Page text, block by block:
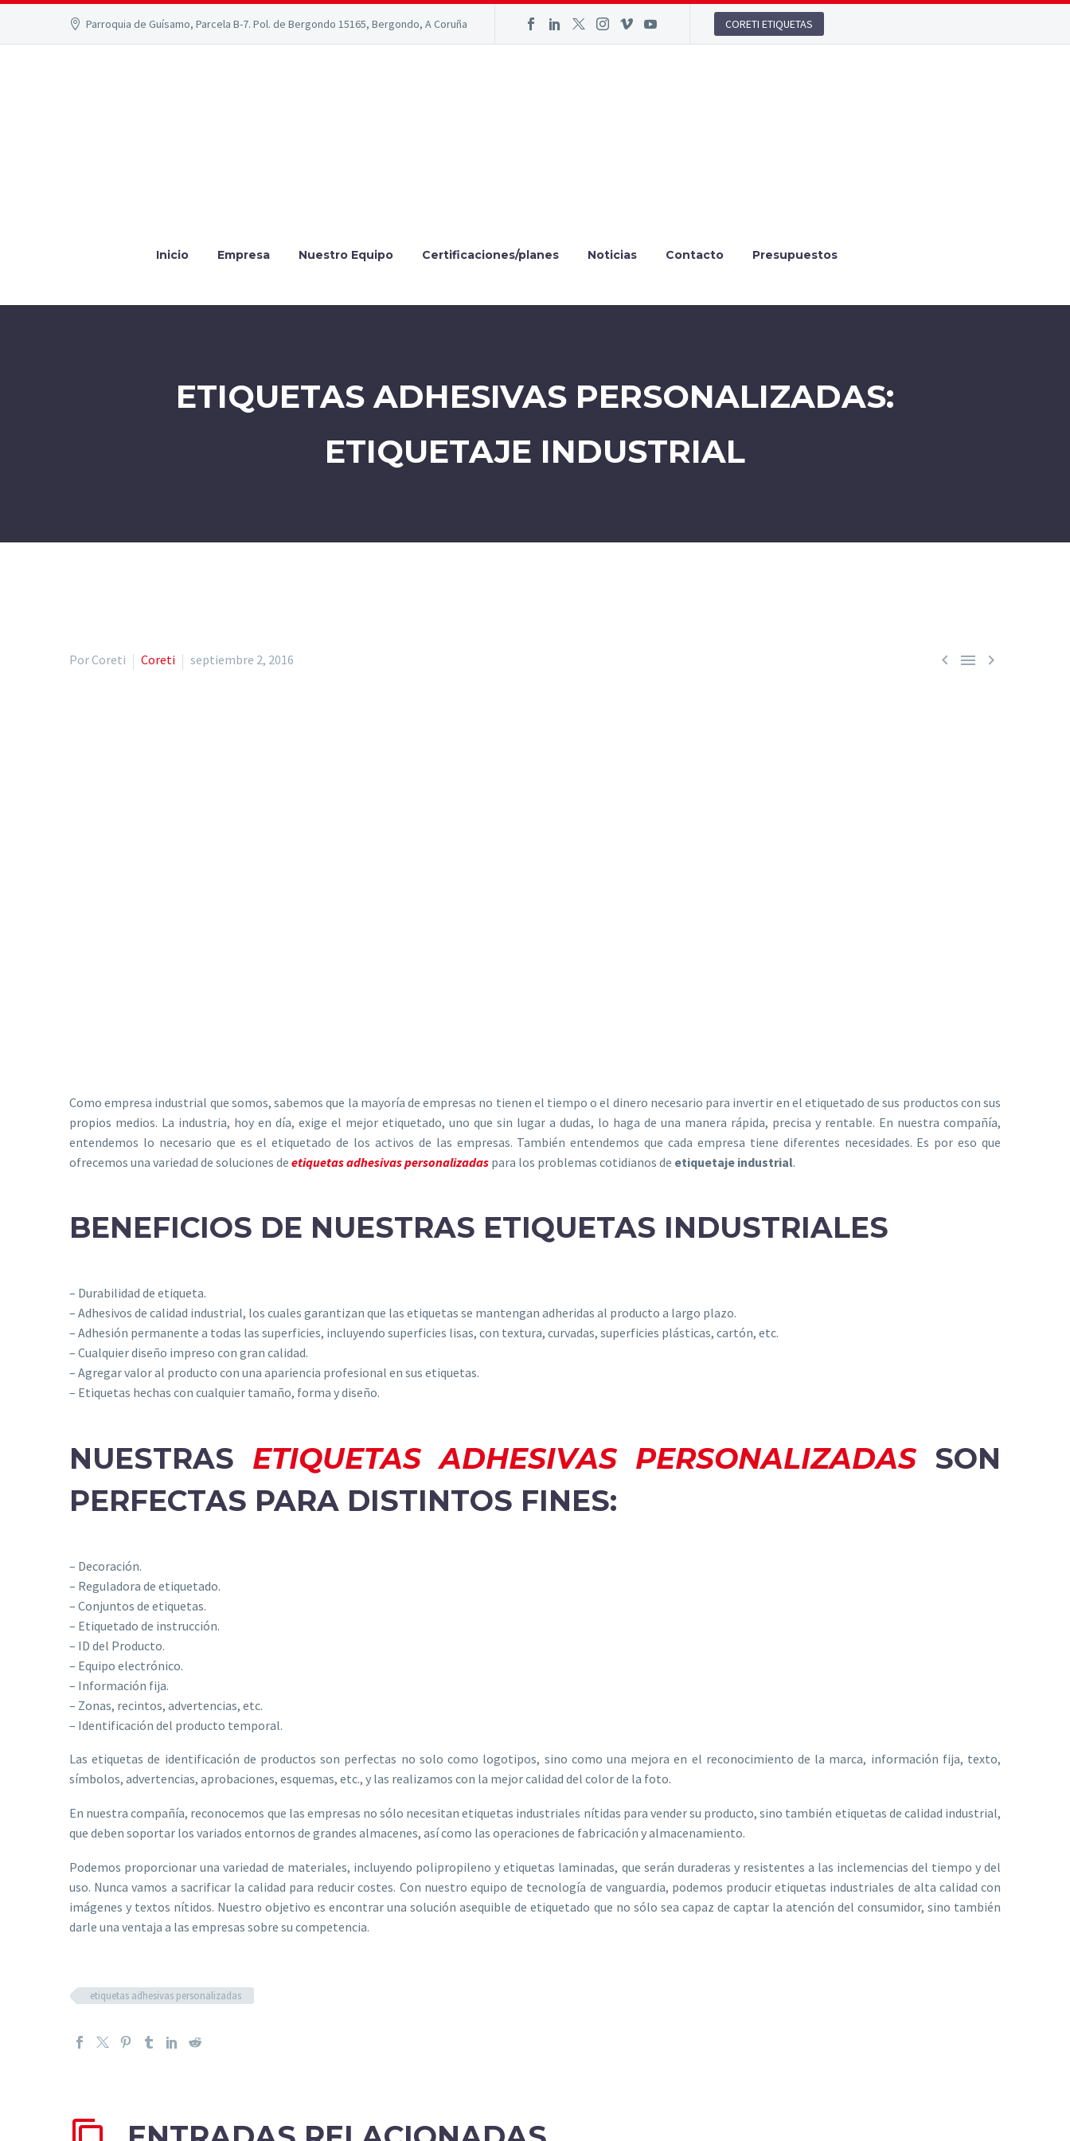
Parroquia de Guísamo, Parcela B-7. Pol. de Bergondo 15165, Bergondo, A Coruña CORETI ETIQUETAS
Inicio Empresa Nuestro Equipo Certificaciones/planes Noticias Contacto Presupuestos
ETIQUETAS ADHESIVAS PERSONALIZADAS:
ETIQUETAJE INDUSTRIAL
  
Por Coreti Coreti septiembre 2, 2016
Como empresa industrial que somos, sabemos que la mayoría de empresas no tienen el tiempo o el dinero necesario para invertir en el etiquetado de sus productos con sus
propios medios. La industria, hoy en día, exige el mejor etiquetado, uno que sin lugar a dudas, lo haga de una manera rápida, precisa y rentable. En nuestra compañía,
entendemos lo necesario que es el etiquetado de los activos de las empresas. También entendemos que cada empresa tiene diferentes necesidades. Es por eso que
ofrecemos una variedad de soluciones de etiquetas adhesivas personalizadas para los problemas cotidianos de etiquetaje industrial.
BENEFICIOS DE NUESTRAS ETIQUETAS INDUSTRIALES
– Durabilidad de etiqueta.
– Adhesivos de calidad industrial, los cuales garantizan que las etiquetas se mantengan adheridas al producto a largo plazo.
– Adhesión permanente a todas las superficies, incluyendo superficies lisas, con textura, curvadas, superficies plásticas, cartón, etc.
– Cualquier diseño impreso con gran calidad.
– Agregar valor al producto con una apariencia profesional en sus etiquetas.
– Etiquetas hechas con cualquier tamaño, forma y diseño.
NUESTRAS ETIQUETAS ADHESIVAS PERSONALIZADASSON
PERFECTAS PARA DISTINTOS FINES:
– Decoración.
– Reguladora de etiquetado.
– Conjuntos de etiquetas.
– Etiquetado de instrucción.
– ID del Producto.
– Equipo electrónico.
– Información fija.
– Zonas, recintos, advertencias, etc.
– Identificación del producto temporal.
Las etiquetas de identificación de productos son perfectas no solo como logotipos, sino como una mejora en el reconocimiento de la marca, información fija, texto,
símbolos, advertencias, aprobaciones, esquemas, etc., y las realizamos con la mejor calidad del color de la foto.
En nuestra compañía, reconocemos que las empresas no sólo necesitan etiquetas industriales nítidas para vender su producto, sino también etiquetas de calidad industrial,
que deben soportar los variados entornos de grandes almacenes, así como las operaciones de fabricación y almacenamiento.
Podemos proporcionar una variedad de materiales, incluyendo polipropileno y etiquetas laminadas, que serán duraderas y resistentes a las inclemencias del tiempo y del
uso. Nunca vamos a sacrificar la calidad para reducir costes. Con nuestro equipo de tecnología de vanguardia, podemos producir etiquetas industriales de alta calidad con
imágenes y textos nítidos. Nuestro objetivo es encontrar una solución asequible de etiquetado que no sólo sea capaz de captar la atención del consumidor, sino también
darle una ventaja a las empresas sobre su competencia.
etiquetas adhesivas personalizadas